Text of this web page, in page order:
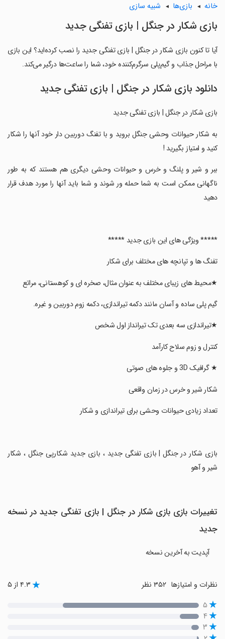
خانه بازی‌ها شبیه سازی
بازی شکار در جنگل | بازی تفنگی جدید
آیا تا کنون بازی شکار در جنگل | بازی تفنگی جدید را نصب کرده‌اید؟ این بازی
با مراحل جذاب و گیم‌پلی سرگرم‌کننده خود، شما را ساعت‌ها درگیر می‌کند.
دانلود بازی شکار در جنگل | بازی تفنگی جدید
بازی شکار در جنگل | بازی تفنگی جدید
‏به شکار حیوانات وحشی جنگل بروید و با تفنگ دوربین دار خود آنها را شکار
کنید و امتیاز بگیرید !
‏ببر و شیر و پلنگ و خرس و حیوانات وحشی دیگری هم هستند که به طور
ناگهانی ممکن است به شما حمله ور شوند و شما باید آنها را مورد هدف قرار
دهید
‏***** ویژگی های این بازی جدید *****
‏تفنگ ها و تپانچه های مختلف برای شکار
‏★محیط های زیبای مختلف به عنوان مثال، صخره ای و کوهستانی، مراتع
‏گیم پلی ساده و آسان مانند دکمه تیراندازی، دکمه زوم دوربین و غیره.
‏★تیراندازی سه بعدی تک تیرانداز اول شخص
‏کنترل و زوم سلاح کارآمد
‏★ گرافیک 3D و جلوه های صوتی
‏شکار شیر و خرس در زمان واقعی
‏تعداد زیادی حیوانات وحشی برای تیراندازی و شکار
‏بازی شکار در جنگل | بازی تفنگی جدید ، بازی جدید شکارپی جنگل ، شکار
شیر و آهو
تغییرات بازی بازی شکار در جنگل | بازی تفنگی جدید در نسخه
جدید
آپدیت به آخرین نسخه
نظرات و امتیازها ۴.۳ از ۵
۵
۴
۳